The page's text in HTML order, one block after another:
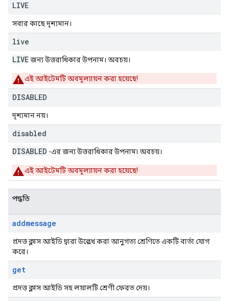
LIVE
সবার কাছে দৃশ্যমান।
live
LIVEজন্য উত্তরাধিকার উপনাম। অবচয়।
এই আইটেমটি অবমূল্যায়ন করা হয়েছে!
DISABLED
দৃশ্যমান নয়।
disabled
DISABLED -এর জন্য উত্তরাধিকার উপনাম৷ অবচয়।
এই আইটেমটি অবমূল্যায়ন করা হয়েছে!
পদ্ধতি
addmessage
প্রদত্ত ক্লাস আইডি দ্বারা উল্লেখ করা আনুগত্য শ্রেণিতে একটি বার্তা যোগ
করে।
get
প্রদত্ত ক্লাস আইডি সহ লয়ালটি শ্রেণী ফেরত দেয়।